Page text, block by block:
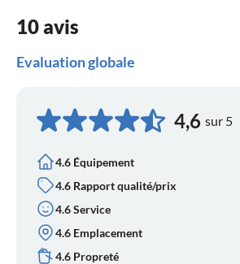
10 avis
Evaluation globale
4,6 sur 5
4.6 Équipement
4.6 Rapport qualité/prix
4.6 Service
4.6 Emplacement
4.6 Propreté